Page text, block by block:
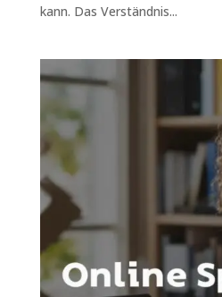
kann. Das Verständnis...